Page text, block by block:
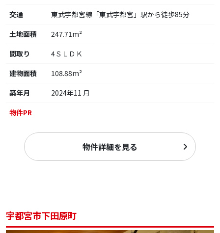
交通
東武宇都宮線「東武宇都宮」駅から徒歩85分
土地面積
247.71m²
間取り
4ＳＬＤＫ
建物面積
108.88m²
築年月
2024年11 月
物件PR
物件詳細を見る
宇都宮市下田原町